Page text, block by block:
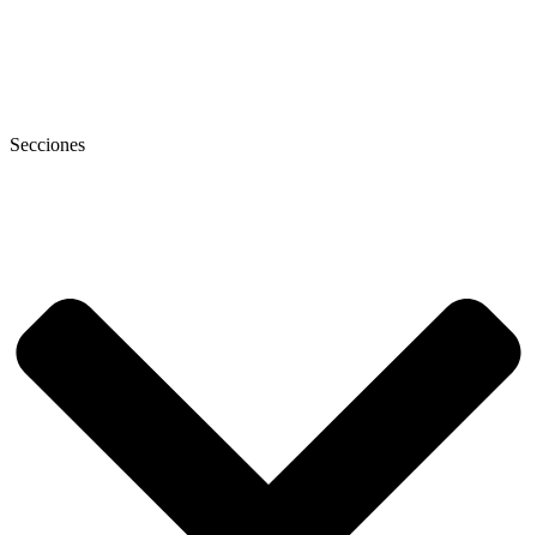
Secciones